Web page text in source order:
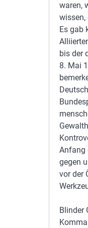
waren,
wissen,
Es gab
bis der
8. Mai
Anfang
gegen
vor der
Blinder